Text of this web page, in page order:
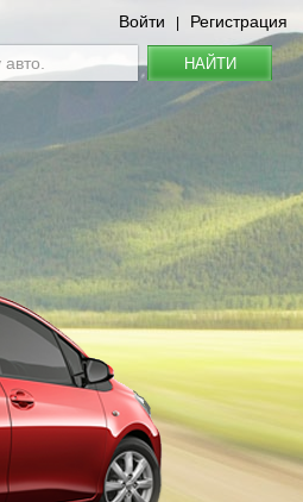
Войти Регистрация
НАЙТИ